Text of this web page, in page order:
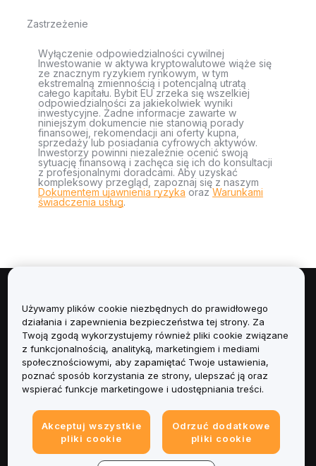
Zastrzeżenie
Wyłączenie odpowiedzialności cywilnej
Inwestowanie w aktywa kryptowalutowe wiąże się
ze znacznym ryzykiem rynkowym, w tym
ekstremalną zmiennością i potencjalną utratą
całego kapitału. Bybit EU zrzeka się wszelkiej
odpowiedzialności za jakiekolwiek wyniki
inwestycyjne. Żadne informacje zawarte w
niniejszym dokumencie nie stanowią porady
finansowej, rekomendacji ani oferty kupna,
sprzedaży lub posiadania cyfrowych aktywów.
Inwestorzy powinni niezależnie ocenić swoją
sytuację finansową i zachęca się ich do konsultacji
z profesjonalnymi doradcami. Aby uzyskać
kompleksowy przegląd, zapoznaj się z naszym
Dokumentem ujawnienia ryzyka orazWarunkami
świadczenia usług.
Informacje
Usługi
Obsługa Klienta
Informacje prawne
Używamy plików cookie niezbędnych do prawidłowego
działania i zapewnienia bezpieczeństwa tej strony. Za
Twoją zgodą wykorzystujemy również pliki cookie związane
z funkcjonalnością, analityką, marketingiem i mediami
społecznościowymi, aby zapamiętać Twoje ustawienia,
poznać sposób korzystania ze strony, ulepszać ją oraz
wspierać funkcje marketingowe i udostępniania treści.
Akceptuj wszystkie
pliki cookie
Odrzuć dodatkowe
pliki cookie